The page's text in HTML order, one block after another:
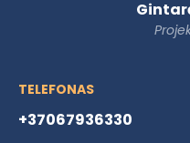
TELEFONAS
+37067936330